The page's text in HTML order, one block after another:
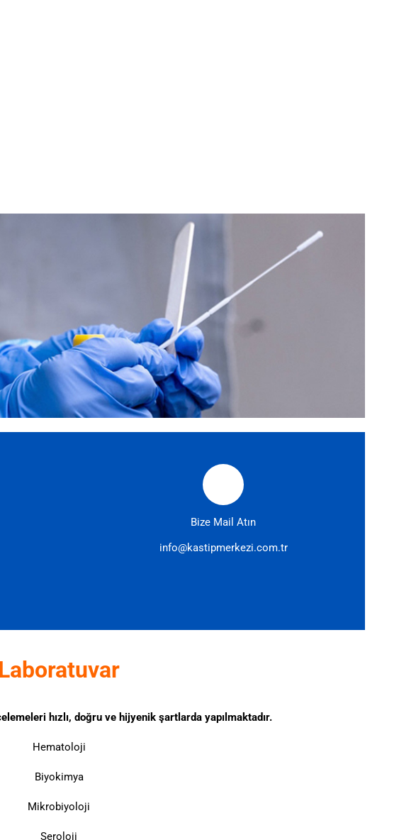
Bize Mail Atın
info@kastipmerkezi.com.tr
Laboratuvar
hızlı, doğru ve hijyenik şartlarda yapılmaktadır.
Hematoloji
Biyokimya
Mikrobiyoloji
Seroloji